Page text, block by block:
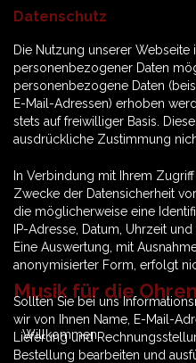
Musik für die Ohren
Willkommen
Datenschutz
Die Nutzung unserer
personenbezogener Daten
personenbezogene Daten
E-Mail-Adressen) erhoben
stets auf freiwilliger Basis.
ausdrückliche Zustimmung
In Verbindung mit Ihrem
Zwecke der Datensicherheit
die möglicherweise eine
IP-Adresse, Datum, Uhrzeit
Eine Auswertung, mit
anonymisierter Form, erfolgt
Sollten Sie bei uns
wir von Ihnen Name, E-Mail-
Lieferung und
Bestellung bearbeiten und